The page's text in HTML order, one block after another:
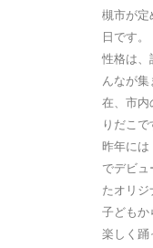
槻市が定
日です。
性格は、
んなが集
在、市内
りだこで
昨年には
でデビュ
たオリジ
子どもか
楽しく踊